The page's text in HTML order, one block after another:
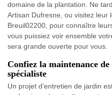
domaine de la plantation. Ne
Artisan Dufresne, ou visitez leur
Breuil02200, pour connaître
vous puissiez voir ensemble
sera grande ouverte pour vous.
Confiez la maintenance
spécialiste
Un projet d’entretien de jardin